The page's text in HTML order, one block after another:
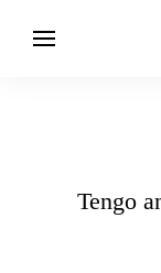
Tengo